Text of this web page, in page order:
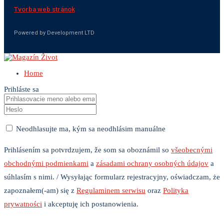
Tvorba web stránok
Powered by Development LTD
Home
Prihláste sa
Neodhlasujte ma, kým sa neodhlásim manuálne
Prihlásením sa potvrdzujem, že som sa oboznámil so všeobecnými
obchodnými podmienkami a zásadami ochrany osobných údajov a
súhlasím s nimi. / Wysyłając formularz rejestracyjny, oświadczam, że
zapoznałem(-am) się z Regulaminem serwisu oraz Polityka
prywatności i akceptuję ich postanowienia.